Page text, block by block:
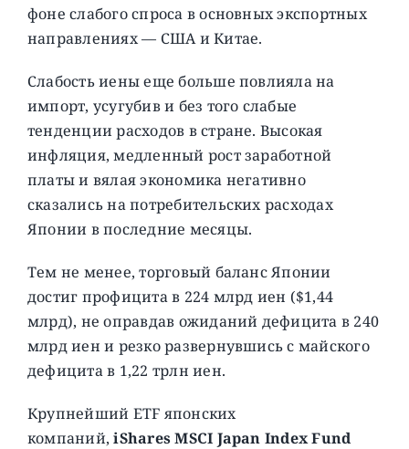
фоне слабого спроса в основных экспортных
направлениях — США и Китае.
Слабость иены еще больше повлияла на
импорт, усугубив и без того слабые
тенденции расходов в стране. Высокая
инфляция, медленный рост заработной
платы и вялая экономика негативно
сказались на потребительских расходах
Японии в последние месяцы.
Тем не менее, торговый баланс Японии
достиг профицита в 224 млрд иен ($1,44
млрд), не оправдав ожиданий дефицита в 240
млрд иен и резко развернувшись с майского
дефицита в 1,22 трлн иен.
Крупнейший ETF японских
компаний, iShares MSCI Japan Index Fund